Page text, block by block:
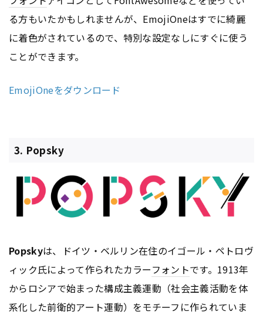
る方もいたかもしれませんが、EmojiOneはすでに綺麗
に着色がされているので、特別な設定なしにすぐに使う
ことができます。
EmojiOneをダウンロード
3. Popsky
Popskyは、ドイツ・ベルリン在住のイゴール・ペトロヴ
ィック氏によって作られたカラーフォントです。1913年
からロシアで始まった構成主義運動（社会主義活動を体
系化した前衛的アート運動）をモチーフに作られていま